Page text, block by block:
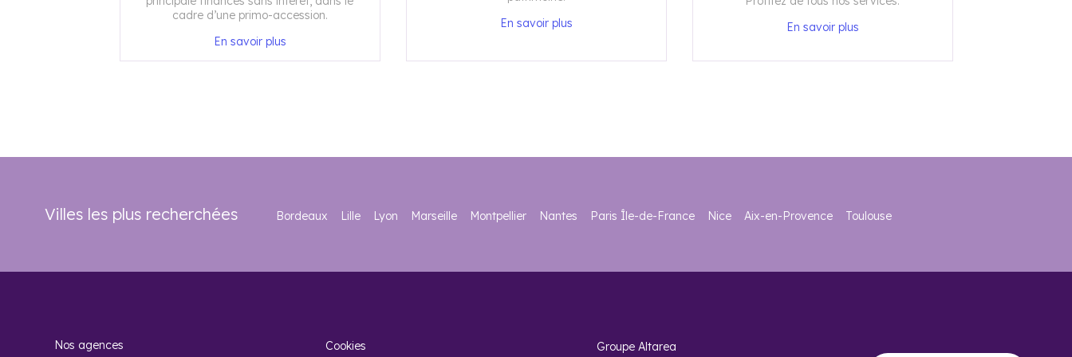
cadre d’une primo-accession.
En savoir plus
En savoir plus
En savoir plus
Villes les plus recherchées Bordeaux Lille Lyon Marseille Montpellier Nantes Paris Île-de-France Nice Aix-en-Provence Toulouse
Nos agences
Cookies Groupe Altarea